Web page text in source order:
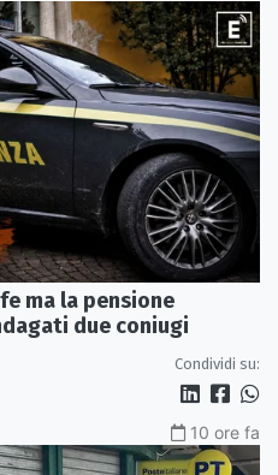
ma la pensione
due coniugi
Condividi su:
10 ore fa